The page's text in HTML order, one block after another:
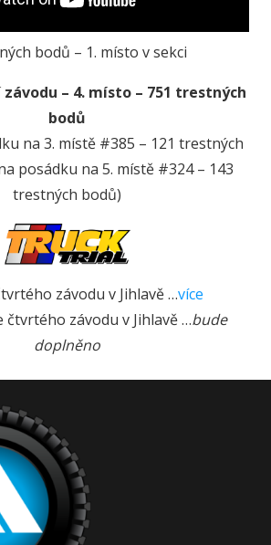
bodů – 1. místo v sekci
– 4. místo – 751 trestných
bodů
na 3. místě #385 – 121 trestných
posádku na 5. místě #324 – 143
trestných bodů)
závodu v Jihlavě …více
čtvrtého závodu v Jihlavě …bude
doplněno